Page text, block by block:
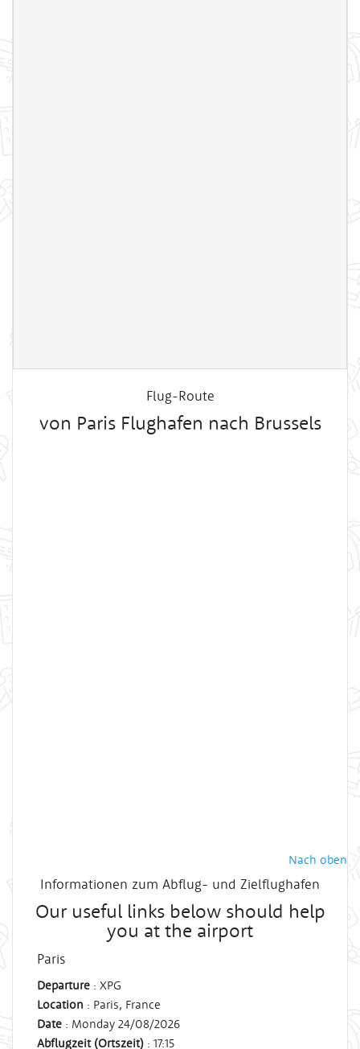
Flug-Route
von Paris Flughafen nach Brussels
Nach oben
Informationen zum Abflug- und Zielflughafen
Our useful links below should help
you at the airport
Paris
Departure : XPG
Location : Paris, France
Date : Monday 24/08/2026
Abflugzeit (Ortszeit) : 17:15